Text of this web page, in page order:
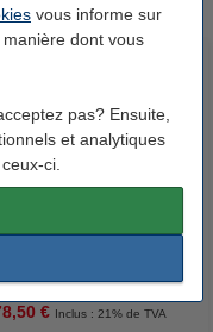
vous informe sur
dont vous
pas? Ensuite,
et analytiques
ci.
€ Inclus : 21% de TVA